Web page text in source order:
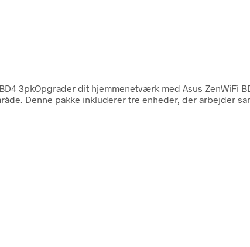
BD4 3pkOpgrader dit hjemmenetværk med Asus ZenWiFi
Denne pakke inkluderer tre enheder, der arbejder